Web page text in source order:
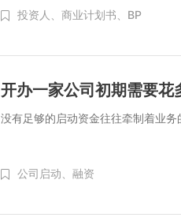
投资人、 商业计划书、 BP
开办一家公司初期需要花
没有足够的启动资金往往牵制着业务
公司启动、 融资